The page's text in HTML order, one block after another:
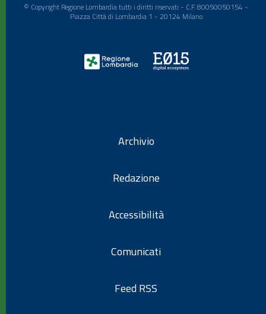
© Copyright Regione Lombardia tutti i diritti riservati - C.F. 80050050154 -
Piazza Città di Lombardia 1 - 20124 Milano
Archivio
Redazione
Accessibilità
Comunicati
Feed RSS